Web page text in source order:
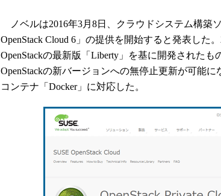
ノベルは2016年3月8日、クラウドシステム構築
OpenStack Cloud 6」の提供を開始すると発表した
OpenStackの最新版「Liberty」を基に開発された
OpenStackの新バージョンへの無停止更新が可能
コンテナ「Docker」に対応した。